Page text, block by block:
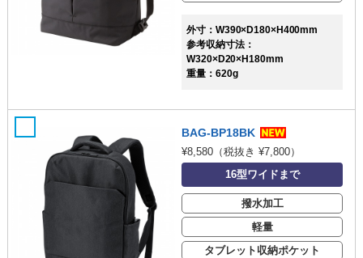
外寸：W390×D180×H400mm
参考収納寸法：
W320×D20×H180mm
重量：620g
BAG-BP18BK
¥8,580 （税抜き ¥7,800）
16型ワイドまで
撥水加工
軽量
タブレット収納ポケット